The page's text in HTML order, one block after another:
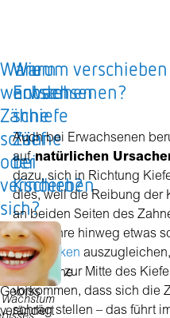
Warum
wachsen
Zähne
schief
oder
verschieben
sich?
Das
menschliche
Gebiss
verändert
Wie
entstehen
schiefe
Zähne
bei
Kindern?
Warum
Erwachsenen?
Auch bei Erwachsenen
aufnatürlichen
dazu, sich in Richtung
dies, weil die Reibung der
an beiden Seiten des
viele Jahre hinweg etwas
Zahnlücken
merklich zur Mitte des
vorkommen, dass sich die
schräg stellen – das führt